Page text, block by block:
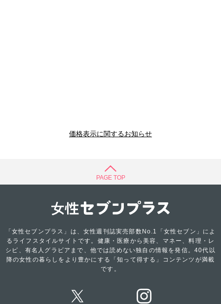
価格表示に関するお知らせ
PAGE TOP
「女性セブンプラス」は、女性週刊誌実売部数No.1「女性セブン」によ
るライフスタイルサイトです。健康・医療から美容、マネー、料理・レ
シピ、有名人グラビアまで、他では読めない独自の情報を発信。40代以
降の女性の暮らしをより豊かにする「知って得する」コンテンツが満載
です。